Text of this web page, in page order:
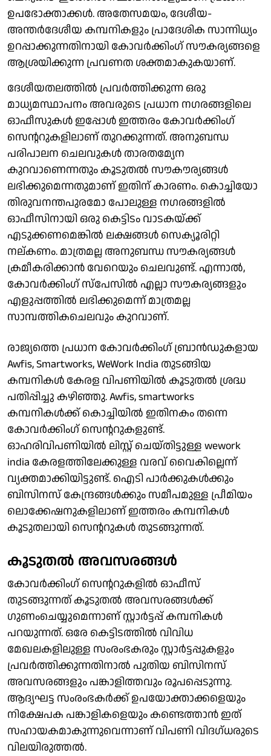
ഉപഭോക്താക്കള്‍. അതേസമയം, ദേശീയ-
അന്തര്‍ദേശീയ കമ്പനികളും പ്രാദേശിക സാന്നിധ്യം
ഉറപ്പാക്കുന്നതിനായി കോവര്‍ക്കിംഗ് സൗകര്യങ്ങളെ
ആശ്രയിക്കുന്ന പ്രവണത ശക്തമാകുകയാണ്.
ദേശീയതലത്തില്‍ പ്രവര്‍ത്തിക്കുന്ന ഒരു
മാധ്യമസ്ഥാപനം അവരുടെ പ്രധാന നഗരങ്ങളിലെ
ഓഫീസുകള്‍ ഇപ്പോള്‍ ഇത്തരം കോവര്‍ക്കിംഗ്
സെന്ററുകളിലാണ് തുറക്കുന്നത്. അനുബന്ധ
പരിപാലന ചെലവുകള്‍ താരതമ്യേന
കുറവാണെന്നതും കൂടുതല്‍ സൗകൗര്യങ്ങള്‍
ലഭിക്കുമെന്നതുമാണ് ഇതിന് കാരണം. കൊച്ചിയോ
തിരുവനന്തപുരമോ പോലുള്ള നഗരങ്ങളില്‍
ഓഫീസിനായി ഒരു കെട്ടിടം വാടകയ്ക്ക്
എടുക്കണമെങ്കില്‍ ലക്ഷങ്ങള്‍ സെക്യൂരിറ്റി
നല്കണം. മാത്രമല്ല അനുബന്ധ സൗകര്യങ്ങള്‍
ക്രമീകരിക്കാന്‍ വേറെയും ചെലവുണ്ട്. എന്നാല്‍,
കോവര്‍ക്കിംഗ് സ്‌പേസില്‍ എല്ലാ സൗകര്യങ്ങളും
എളുപ്പത്തില്‍ ലഭിക്കുമെന്ന് മാത്രമല്ല
സാമ്പത്തികചെലവും കുറവാണ്.
രാജ്യത്തെ പ്രധാന കോവര്‍ക്കിംഗ് ബ്രാന്‍ഡുകളായ
Awfis, Smartworks, WeWork India തുടങ്ങിയ
കമ്പനികള്‍ കേരള വിപണിയില്‍ കൂടുതല്‍ ശ്രദ്ധ
പതിപ്പിച്ചു കഴിഞ്ഞു. Awfis, smartworks
കമ്പനികള്‍ക്ക് കൊച്ചിയില്‍ ഇതിനകം തന്നെ
കോവര്‍ക്കിംഗ് സെന്ററുകളുണ്ട്.
ഓഹരിവിപണിയില്‍ ലിസ്റ്റ് ചെയ്തിട്ടുള്ള wework
india കേരളത്തിലേക്കുള്ള വരവ് വൈകില്ലെന്ന്
വ്യക്തമാക്കിയിട്ടുണ്ട്. ഐടി പാര്‍ക്കുകള്‍ക്കും
ബിസിനസ് കേന്ദ്രങ്ങള്‍ക്കും സമീപമുള്ള പ്രീമിയം
ലൊക്കേഷനുകളിലാണ് ഇത്തരം കമ്പനികള്‍
കൂടുതലായി സെന്ററുകള്‍ തുടങ്ങുന്നത്.
കൂടുതല്‍ അവസരങ്ങള്‍
കോവര്‍ക്കിംഗ് സെന്ററുകളില്‍ ഓഫീസ്
തുടങ്ങുന്നത് കൂടുതല്‍ അവസരങ്ങള്‍ക്ക്
ഗുണംചെയ്യുമെന്നാണ് സ്റ്റാര്‍ട്ടപ്പ് കമ്പനികള്‍
പറയുന്നത്. ഒരേ കെട്ടിടത്തില്‍ വിവിധ
മേഖലകളിലുള്ള സംരംഭകരും സ്റ്റാര്‍ട്ടപ്പുകളും
പ്രവര്‍ത്തിക്കുന്നതിനാല്‍ പുതിയ ബിസിനസ്
അവസരങ്ങളും പങ്കാളിത്തവും രൂപപ്പെടുന്നു.
ആദ്യഘട്ട സംരംഭകര്‍ക്ക് ഉപയോക്താക്കളെയും
നിക്ഷേപക പങ്കാളികളെയും കണ്ടെത്താന്‍ ഇത്
സഹായകമാകുന്നുവെന്നാണ് വിപണി വിദഗ്ധരുടെ
വിലയിരുത്തല്‍.